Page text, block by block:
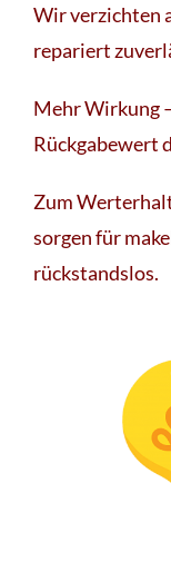
Wir verzichten
repariert
Mehr Wirkung
Rückgabewert
Zum
sorgen für
rückstandslos.